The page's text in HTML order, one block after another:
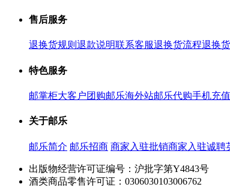
售后服务
退换货规则 退款说明联系客服退换货流程退换
特色服务
邮掌柜大客户团购邮乐海外站邮乐代购手机充值
关于邮乐
邮乐简介 邮乐招商 商家入驻批销商家入驻诚聘
出版物经营许可证编号：沪批字第Y4843号
酒类商品零售许可证：0306030103006762